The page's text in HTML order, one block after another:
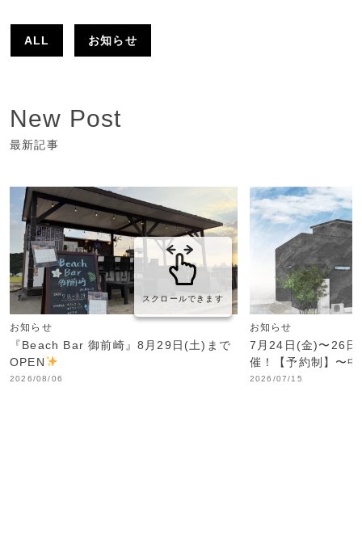
ALL お知らせ
New Post
最新記事
『Beach Bar 御前崎』8月29日(土)まで
OPEN
お知らせ
2026/08/06
7月24日(金)〜26日
催！【予約制】〜
お知らせ
2026/07/15
スクロールできます